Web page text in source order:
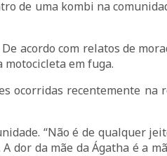
de uma kombi na
acordo com relatos de
em fuga.
ocorridas recentemente na
“Não é de qualquer
dor da mãe da Ágatha é a